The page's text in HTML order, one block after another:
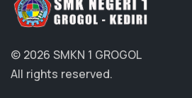
© 2026 SMKN 1 GROGOL
All rights reserved.